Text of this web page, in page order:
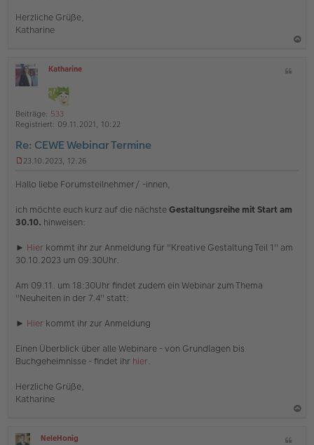
Herzliche Grüße,
Katharine
ff
n
e
Katharine
Beiträge: 533
Registriert: 09.11.2021, 10:22
Re: CEWE Webinar Termine
g
l
e
e
B
e
g
23.10.2023, 12:26
Hallo liebe Forumsteilnehmer/ -innen,
ich möchte euch kurz auf die nächsteGestaltungsreihe mit Start am
30.10. hinweisen:
► Hier kommt ihr zur Anmeldung für "Kreative Gestaltung Teil 1" am
30.10.2023 um 09:30Uhr.
Am 09.11. um 18:30Uhr findet zudem ein Webinar zum Thema
"Neuheiten in der 7.4" statt:
► Hier kommt ihr zur Anmeldung
Einen Überblick über alle Webinare - von Grundlagen bis
Buchgeheimnisse - findet ihr hier.
Herzliche Grüße,
Katharine
NeleHonig